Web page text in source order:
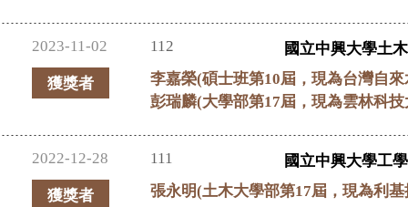
2023-11-02 112
國立中興大學土
獲獎者
李嘉榮(碩士班第10屆，現為台灣自
彭瑞麟(大學部第17屆，現為雲林科
2022-12-28 111
國立中興大學工
獲獎者
張永明(土木大學部第17屆，現為利